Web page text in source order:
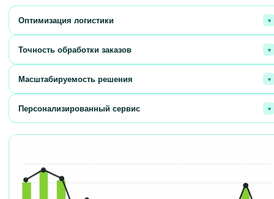
Оптимизация логистики
затрат.
Точность обработки заказов
Масштабируемость решения
Персонализированный сервис